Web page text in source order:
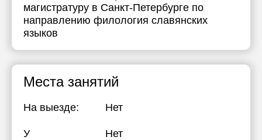
магистратуру в Санкт-Петербурге по
направлению филология славянских
языков
Места занятий
На выезде: Нет
У
Нет